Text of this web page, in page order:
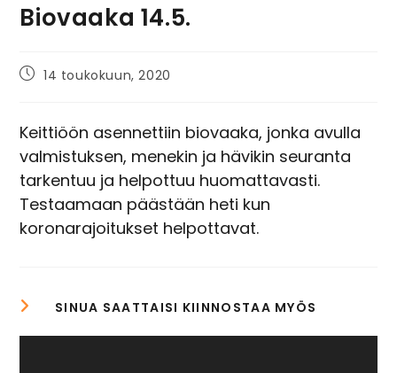
Biovaaka 14.5.
14 toukokuun, 2020
Keittiöön asennettiin biovaaka, jonka avulla
valmistuksen, menekin ja hävikin seuranta
tarkentuu ja helpottuu huomattavasti.
Testaamaan päästään heti kun
koronarajoitukset helpottavat.